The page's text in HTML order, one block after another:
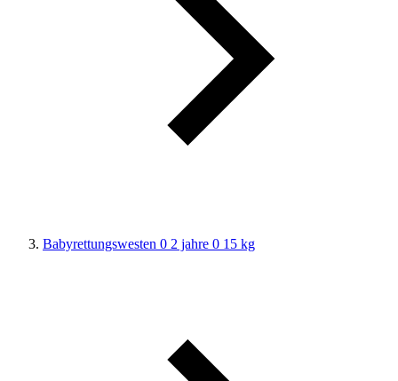
Babyrettungswesten 0 2 jahre 0 15 kg